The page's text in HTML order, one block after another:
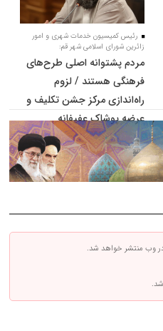
رئیس کمیسیون خدمات شهری و امور
زائرین شورای اسلامی شهر قم:
مردم پشتوانه اصلی طرح‌های
فرهنگی هستند / لزوم
راه‌اندازی مرکز جشن تکلیف و
عرضه پوشاک عفیفانه
وب منتشر خواهد شد.